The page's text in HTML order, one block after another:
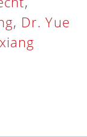
, Dr. Yue